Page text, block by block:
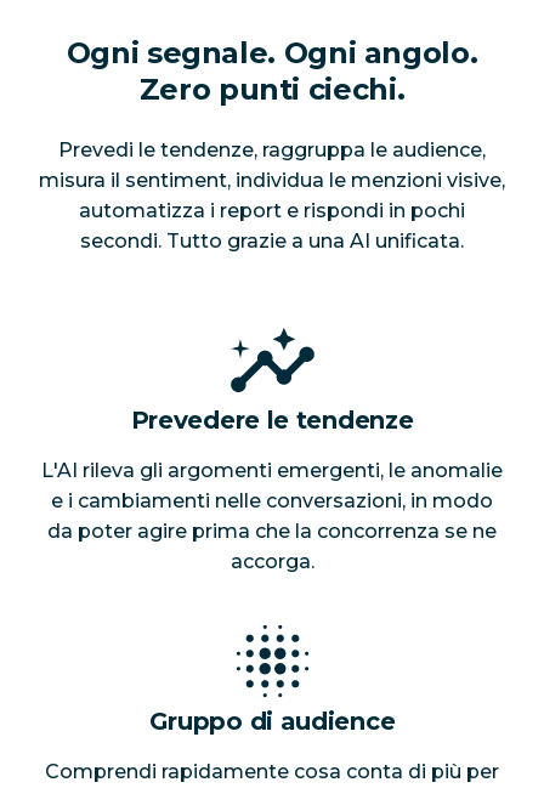
Ogni segnale. Ogni angolo.
Zero punti ciechi.
Prevedi le tendenze, raggruppa le audience,
misura il sentiment, individua le menzioni visive,
automatizza i report e rispondi in pochi
secondi. Tutto grazie a una AI unificata.
Prevedere le tendenze
L'AI rileva gli argomenti emergenti, le anomalie
e i cambiamenti nelle conversazioni, in modo
da poter agire prima che la concorrenza se ne
accorga.
Gruppo di audience
Comprendi rapidamente cosa conta di più per